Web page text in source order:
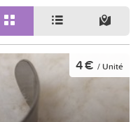
4 € / Unité